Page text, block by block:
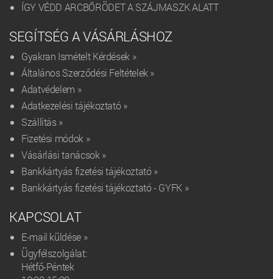
ÍGY VÉDD ARCBŐRÖDET A SZÁJMASZK ALATT
SEGÍTSÉG A VÁSÁRLÁSHOZ
Gyakran Ismételt Kérdések »
Általános Szerződési Feltételek »
Adatvédelem »
Adatkezelési tájékoztató »
Szállítás »
Fizetési módok »
Vásárlási tanácsok »
Bankkártyás fizetési tájékoztató »
Bankkártyás fizetési tájékoztató - GYFK »
KAPCSOLAT
E-mail küldése »
Ügyfélszolgálat:
Hétfő-Péntek